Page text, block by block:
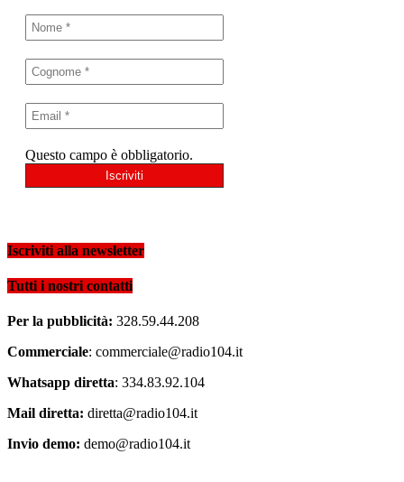
Questo campo è obbligatorio.
Iscriviti alla newsletter
Tutti i nostri contatti
Per la pubblicità: 328.59.44.208
Commerciale: commerciale@radio104.it
Whatsapp diretta: 334.83.92.104
Mail diretta: diretta@radio104.it
Invio demo: demo@radio104.it